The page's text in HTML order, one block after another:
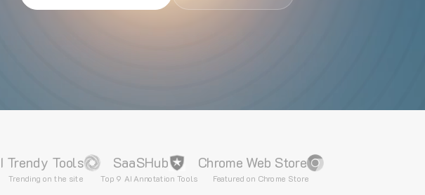
Chrome Web Store
Featured on Chrome Store
SaaSHub
Top 9 AI Annotation Tools
Trendy Tools
Trending on the site